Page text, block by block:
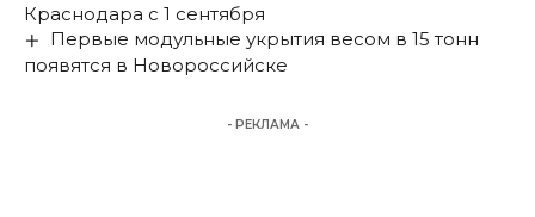
Краснодара с 1 сентября
Первые модульные укрытия весом в 15 тонн
появятся в Новороссийске
- РЕКЛАМА -